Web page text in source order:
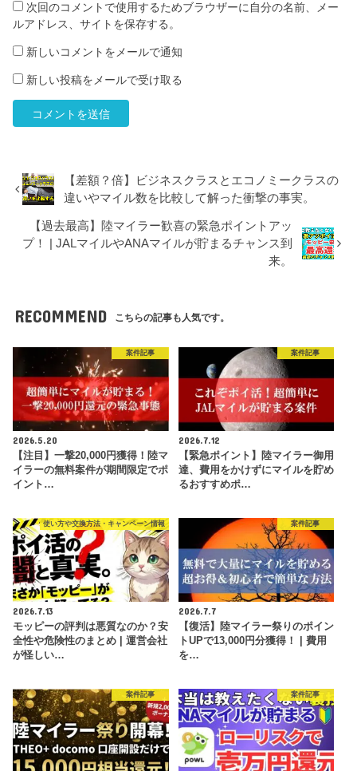
次回のコメントで使用するためブラウザーに自分の名前、メー
ルアドレス、サイトを保存する。
新しいコメントをメールで通知
新しい投稿をメールで受け取る
【差額？倍】ビジネスクラスとエコノミークラスの
違いやマイル数を比較して解った衝撃の事実。
【過去最高】陸マイラー歓喜の緊急ポイントアッ
プ！ | JALマイルやANAマイルが貯まるチャンス到
来。
RECOMMEND こちらの記事も人気です。
案件記事
2026.5.20
【注目】一撃20,000円獲得！陸マ
イラーの無料案件が期間限定でポ
イント…
案件記事
2026.7.12
【緊急ポイント】陸マイラー御用
達、費用をかけずにマイルを貯め
るおすすめポ…
使い方や交換方法・キャンペーン情報
2026.7.13
モッピーの評判は悪質なのか？安
全性や危険性のまとめ | 運営会社
が怪しい…
案件記事
2026.7.7
【復活】陸マイラー祭りのポイン
トUPで13,000円分獲得！ | 費用
を…
案件記事 案件記事